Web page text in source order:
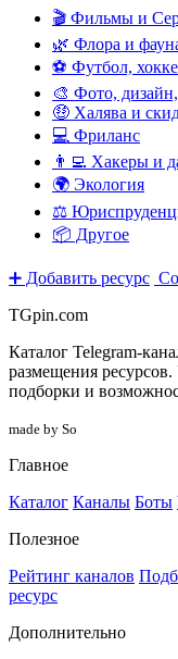
🎬 Фильмы и
🌿 Флора и
⚽ Футбол,
🎨 Фото,
🤑 Халява и
💻 Фриланс
👨‍💻 Хакеры и
🌍 Экология
⚖️
📦 Другое
➕ Добавить ресурс
TGpin.com
Каталог Telegram-
размещения
подборки и
made by So
Главное
Каталог Каналы Боты
Полезное
Рейтинг каналов
ресурс
Дополнительно